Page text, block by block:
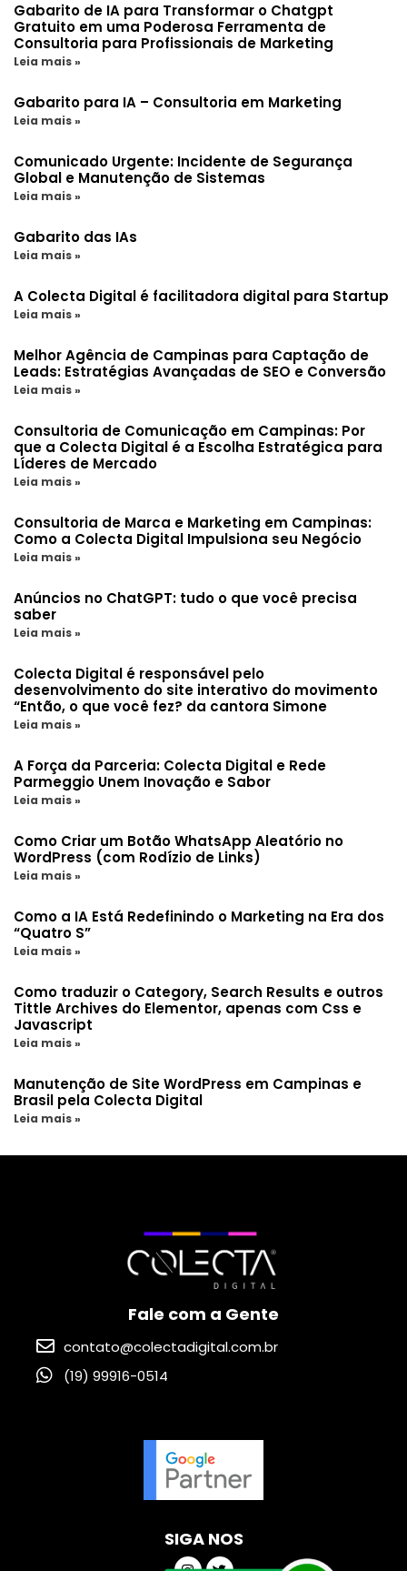
Gabarito de IA para Transformar o Chatgpt
Gratuito em uma Poderosa Ferramenta de
Consultoria para Profissionais de Marketing
Leia mais »
Gabarito para IA – Consultoria em Marketing
Leia mais »
Comunicado Urgente: Incidente de Segurança
Global e Manutenção de Sistemas
Leia mais »
Gabarito das IAs
Leia mais »
A Colecta Digital é facilitadora digital para Startup
Leia mais »
Melhor Agência de Campinas para Captação de
Leads: Estratégias Avançadas de SEO e Conversão
Leia mais »
Consultoria de Comunicação em Campinas: Por
que a Colecta Digital é a Escolha Estratégica para
Líderes de Mercado
Leia mais »
Consultoria de Marca e Marketing em Campinas:
Como a Colecta Digital Impulsiona seu Negócio
Leia mais »
Anúncios no ChatGPT: tudo o que você precisa
saber
Leia mais »
Colecta Digital é responsável pelo
desenvolvimento do site interativo do movimento
“Então, o que você fez? da cantora Simone
Leia mais »
A Força da Parceria: Colecta Digital e Rede
Parmeggio Unem Inovação e Sabor
Leia mais »
Como Criar um Botão WhatsApp Aleatório no
WordPress (com Rodízio de Links)
Leia mais »
Como a IA Está Redefinindo o Marketing na Era dos
“Quatro S”
Leia mais »
Como traduzir o Category, Search Results e outros
Tittle Archives do Elementor, apenas com Css e
Javascript
Leia mais »
Manutenção de Site WordPress em Campinas e
Brasil pela Colecta Digital
Leia mais »
Fale com a Gente
contato@colectadigital.com.br
(19) 99916-0514
SIGA NOS